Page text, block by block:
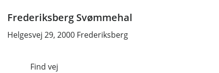
Frederiksberg Svømmehal
Helgesvej 29, 2000 Frederiksberg
Find vej